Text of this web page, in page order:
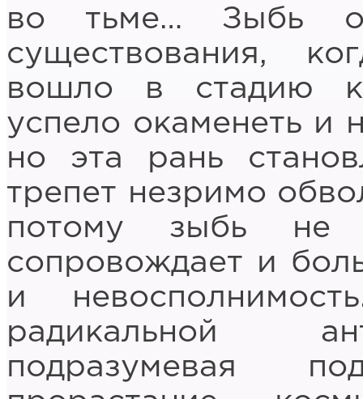
во тьме… Зыбь
существования,
вошло в стадию
успело окаменеть и
но эта рань
трепет незримо
потому зыбь не
сопровождает и
и
радикальной
подразумевая